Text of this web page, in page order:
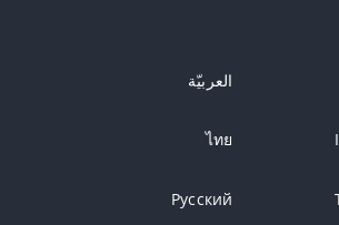
العربيّة
ไทย
Русский